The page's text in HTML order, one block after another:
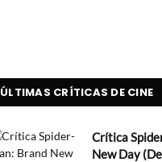
ÚLTIMAS CRÍTICAS DE CINE
Crítica
New Day